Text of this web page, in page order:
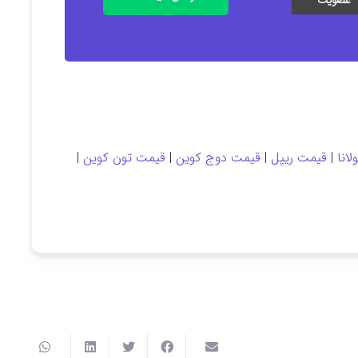
| قیمت ریپل | قیمت دوج کوین | قیمت تون کوین |